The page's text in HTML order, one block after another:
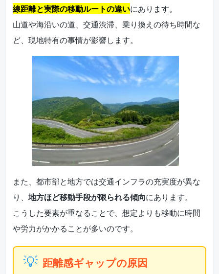
線距離と実際の移動ルートの違いにあります。
山道や海沿いの道、交通渋滞、乗り換えの待ち時間な
ど、現地特有の事情が影響します。
また、都市部と地方では交通インフラの充実度が異な
り、 地方ほど移動手段が限られる傾向にあります。
こうした要素が重なることで、想定よりも移動に時間
や労力がかかることが多いのです。
💡 距離感ギャップの原因